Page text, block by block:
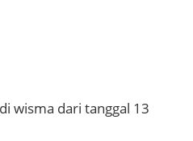
wisma dari tanggal 13